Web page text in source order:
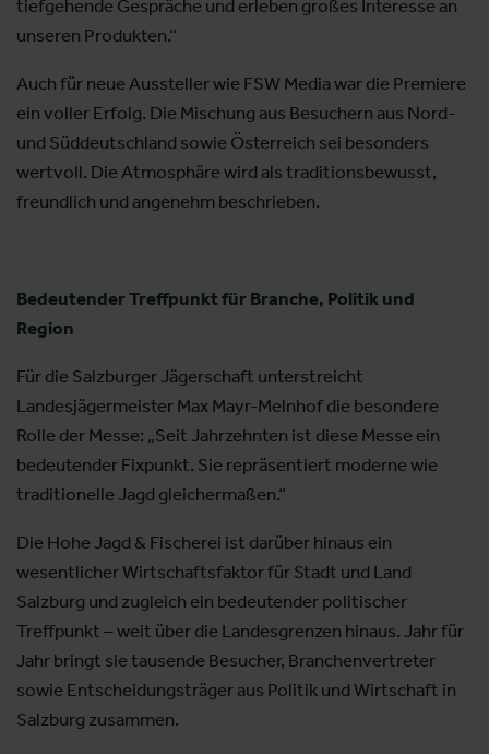
tiefgehende Gespräche und erleben großes Interesse an
unseren Produkten.“
Auch für neue Aussteller wie FSW Media war die Premiere
ein voller Erfolg. Die Mischung aus Besuchern aus Nord-
und Süddeutschland sowie Österreich sei besonders
wertvoll. Die Atmosphäre wird als traditionsbewusst,
freundlich und angenehm beschrieben.
Bedeutender Treffpunkt für Branche, Politik und
Region
Für die Salzburger Jägerschaft unterstreicht
Landesjägermeister Max Mayr-Melnhof die besondere
Rolle der Messe: „Seit Jahrzehnten ist diese Messe ein
bedeutender Fixpunkt. Sie repräsentiert moderne wie
traditionelle Jagd gleichermaßen.“
Die Hohe Jagd & Fischerei ist darüber hinaus ein
wesentlicher Wirtschaftsfaktor für Stadt und Land
Salzburg und zugleich ein bedeutender politischer
Treffpunkt – weit über die Landesgrenzen hinaus. Jahr für
Jahr bringt sie tausende Besucher, Branchenvertreter
sowie Entscheidungsträger aus Politik und Wirtschaft in
Salzburg zusammen.